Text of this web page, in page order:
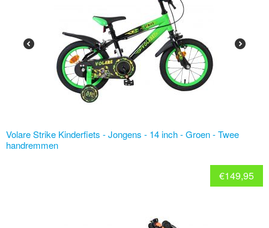
Volare Strike Kinderfiets - Jongens - 14 inch - Groen - Twee
handremmen
€149,95